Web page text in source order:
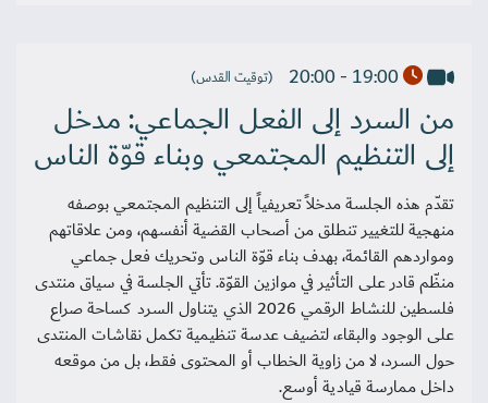
19:00 - 20:00 (توقيت القدس)
من السرد إلى الفعل الجماعي: مدخل
إلى التنظيم المجتمعي وبناء قوّة الناس
تقدّم هذه الجلسة مدخلاً تعريفياً إلى التنظيم المجتمعي بوصفه
منهجية للتغيير تنطلق من أصحاب القضية أنفسهم، ومن علاقاتهم
ومواردهم القائمة، بهدف بناء قوّة الناس وتحريك فعل جماعي
منظّم قادر على التأثير في موازين القوّة. تأتي الجلسة في سياق منتدى
فلسطين للنشاط الرقمي 2026 الذي يتناول السرد كساحة صراع
على الوجود والبقاء، لتضيف عدسة تنظيمية تكمل نقاشات المنتدى
حول السرد، لا من زاوية الخطاب أو المحتوى فقط، بل من موقعه
داخل ممارسة قيادية أوسع.